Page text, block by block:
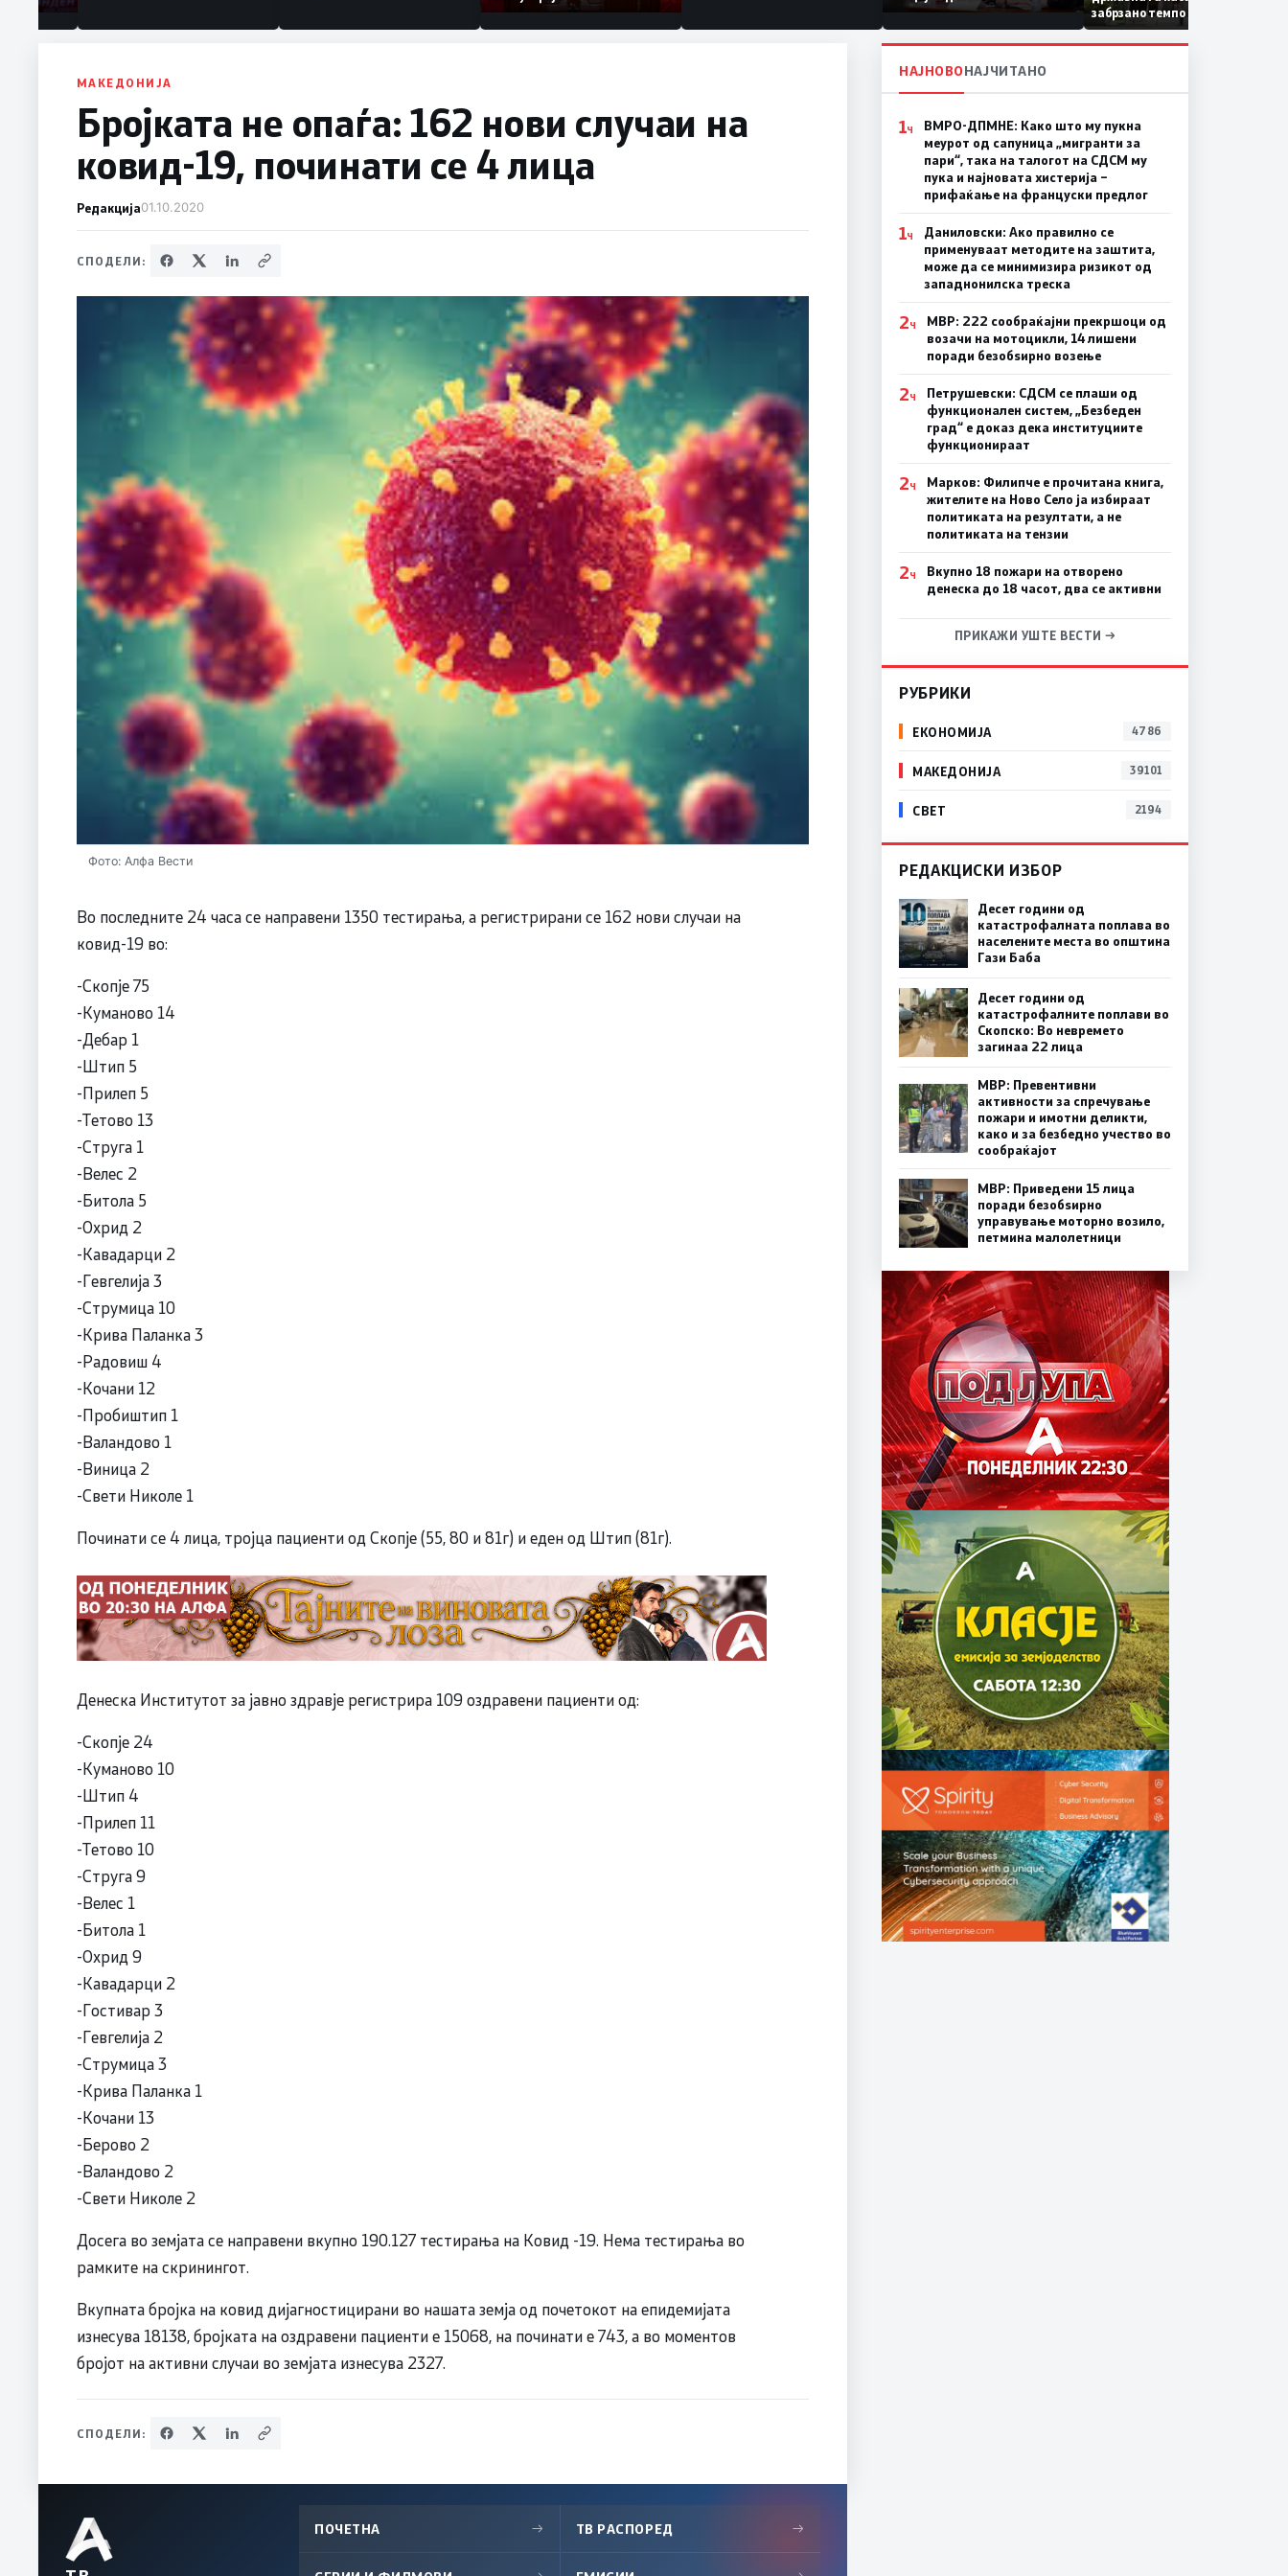
Коридор 8, Македонија
станува раскрсница на
Балканот
забрзано темпо
МАКЕДОНИЈА
Бројката не опаѓа: 162 нови случаи на
ковид-19, починати се 4 лица
Редакција01.10.2020
СПОДЕЛИ:
Фото: Алфа Вести
Во последните 24 часа се направени 1350 тестирања, а регистрирани се 162 нови случаи на
ковид-19 во:
-Скопје 75
-Куманово 14
-Дебар 1
-Штип 5
-Прилеп 5
-Тетово 13
-Струга 1
-Велес 2
-Битола 5
-Охрид 2
-Кавадарци 2
-Гевгелија 3
-Струмица 10
-Крива Паланка 3
-Радовиш 4
-Кочани 12
-Пробиштип 1
-Валандово 1
-Виница 2
-Свети Николе 1
Починати се 4 лица, тројца пациенти од Скопје (55, 80 и 81г) и еден од Штип (81г).
Денеска Институтот за јавно здравје регистрира 109 оздравени пациенти од:
-Скопје 24
-Куманово 10
-Штип 4
-Прилеп 11
-Тетово 10
-Струга 9
-Велес 1
-Битола 1
-Охрид 9
-Кавадарци 2
-Гостивар 3
-Гевгелија 2
-Струмица 3
-Крива Паланка 1
-Кочани 13
-Берово 2
-Валандово 2
-Свети Николе 2
Досега во земјата се направени вкупно 190.127 тестирања на Ковид -19. Нема тестирања во
рамките на скринингот.
Вкупната бројка на ковид дијагностицирани во нашата земја од почетокот на епидемијата
изнесува 18138, бројката на оздравени пациенти е 15068, на починати е 743, а во моментов
бројот на активни случаи во земјата изнесува 2327.
СПОДЕЛИ:
ПОЧЕТНА → ТВ РАСПОРЕД →
НАЈНОВОНАЈЧИТАНО
1Ч
ВМРО-ДПМНЕ: Како што му пукна
меурот од сапуница „мигранти за
пари“, така на талогот на СДСМ му
пука и најновата хистерија –
прифаќање на француски предлог
1Ч
Даниловски: Ако правилно се
применуваат методите на заштита,
може да се минимизира ризикот од
западнонилска треска
2Ч
МВР: 222 сообраќајни прекршоци од
возачи на мотоцикли, 14 лишени
поради безобѕирно возење
2Ч
Петрушевски: СДСМ се плаши од
функционален систем, „Безбеден
град“ е доказ дека институциите
функционираат
2Ч
Марков: Филипче е прочитана книга,
жителите на Ново Село ја избираат
политиката на резултати, а не
политиката на тензии
2Ч
Вкупно 18 пожари на отворено
денеска до 18 часот, два се активни
ПРИКАЖИ УШТЕ ВЕСТИ →
РУБРИКИ
ЕКОНОМИЈА 4786
МАКЕДОНИЈА 39101
СВЕТ 2194
РЕДАКЦИСКИ ИЗБОР
Десет години од
катастрофалната поплава во
населените места во општина
Гази Баба
Десет години од
катастрофалните поплави во
Скопско: Во невремето
загинаа 22 лица
МВР: Превентивни
активности за спречување
пожари и имотни деликти,
како и за безбедно учество во
сообраќајот
МВР: Приведени 15 лица
поради безобѕирно
управување моторно возило,
петмина малолетници